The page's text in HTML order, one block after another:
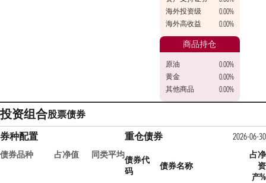
海外投资级
0.00%
海外高收益
0.00%
商品持仓
原油
0.00%
黄金
0.00%
其他商品
0.00%
投资组合股票债券
券种配置
债券品种 占净值 同类平均
重仓债券 2026-06-30
债券代
码
债券名称
占净
资
产%